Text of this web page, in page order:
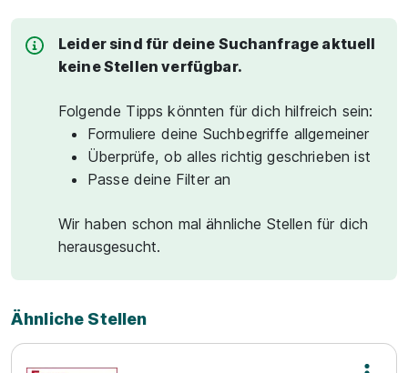
Leider sind für deine Suchanfrage aktuell
keine Stellen verfügbar.
Folgende Tipps könnten für dich hilfreich sein:
Formuliere deine Suchbegriffe allgemeiner
Überprüfe, ob alles richtig geschrieben ist
Passe deine Filter an
Wir haben schon mal ähnliche Stellen für dich
herausgesucht.
Ähnliche Stellen